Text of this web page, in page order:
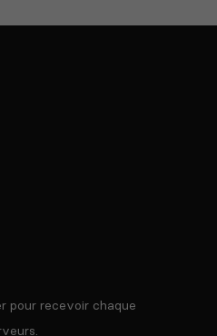
pour recevoir chaque